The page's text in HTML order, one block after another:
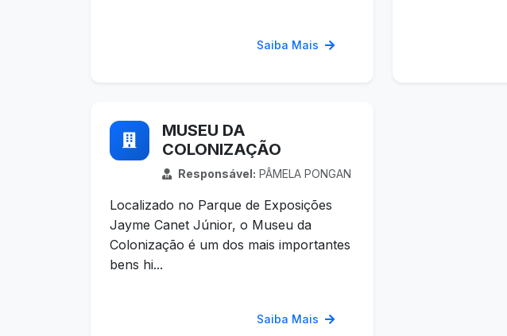
Saiba Mais
MUSEU DA
COLONIZAÇÃO
Responsável: PÂMELA PONGAN
Localizado no Parque de Exposições
Jayme Canet Júnior, o Museu da
Colonização é um dos mais importantes
bens hi...
Saiba Mais